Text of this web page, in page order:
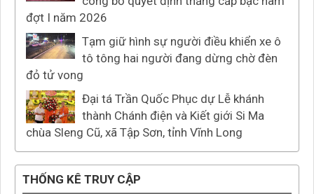
đợt I năm 2026
Tạm giữ hình sự người điều khiển xe ô
tô tông hai người đang dừng chờ đèn
đỏ tử vong
Đại tá Trần Quốc Phục dự Lễ khánh
thành Chánh điện và Kiết giới Si Ma
chùa Sleng Cũ, xã Tập Sơn, tỉnh Vĩnh Long
THỐNG KÊ TRUY CẬP